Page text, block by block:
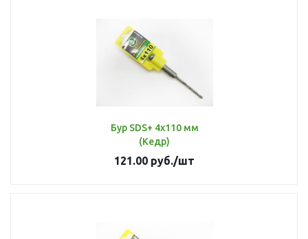
Бур SDS+ 4x110 мм
(Кедр)
121.00 руб./шт